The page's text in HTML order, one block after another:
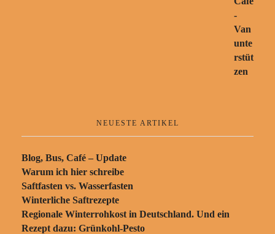
NEUESTE ARTIKEL
Blog, Bus, Café – Update
Warum ich hier schreibe
Saftfasten vs. Wasserfasten
Winterliche Saftrezepte
Regionale Winterrohkost in Deutschland. Und ein
Rezept dazu: Grünkohl-Pesto